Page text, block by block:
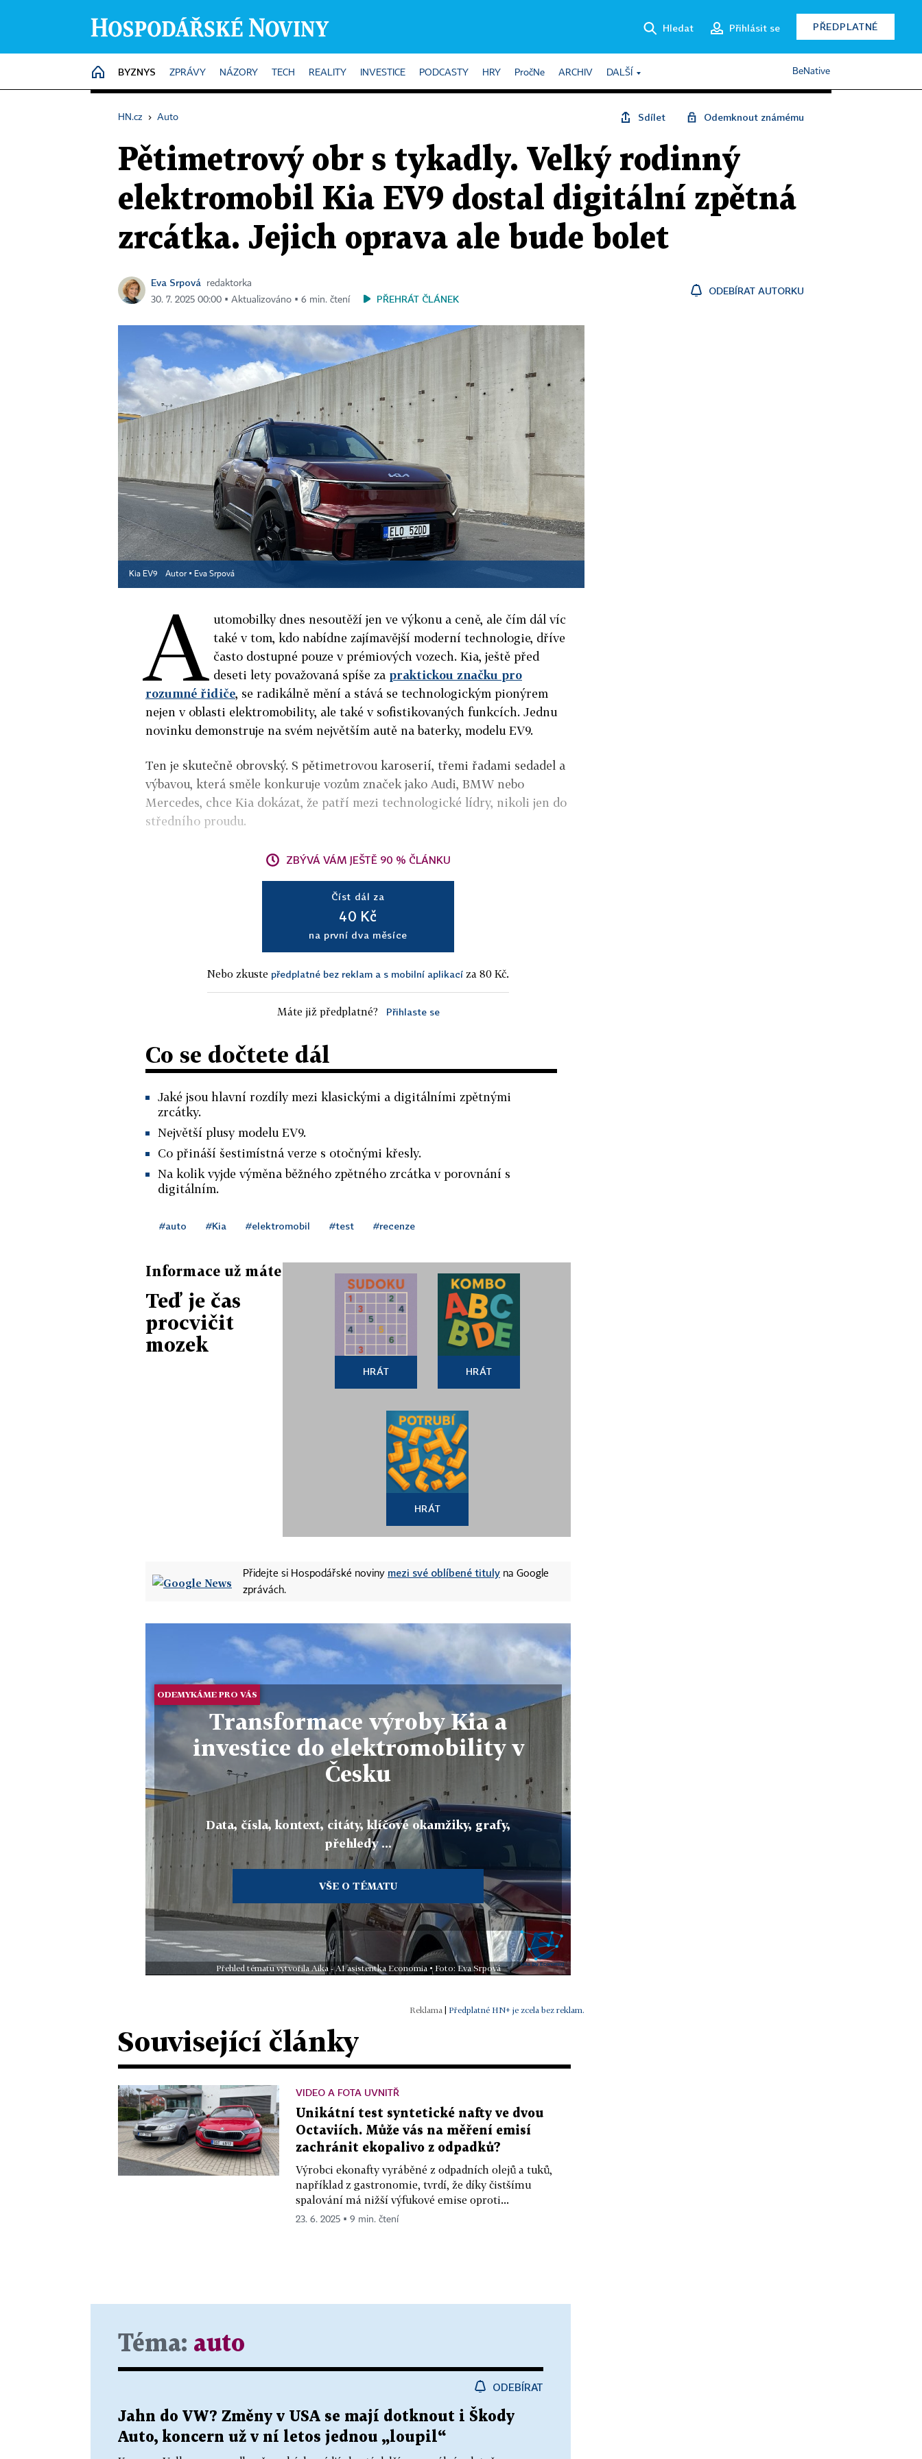
Hledat Přihlásit se PŘEDPLATNÉ
HOME
BYZNYS ZPRÁVY NÁZORY TECH REALITY INVESTICE PODCASTY HRY PročNe ARCHIV DALŠÍ BeNative
HN.cz › Auto Sdílet Odemknout známému
Pětimetrový obr s tykadly. Velký rodinný
elektromobil Kia EV9 dostal digitální zpětná
zrcátka. Jejich oprava ale bude bolet
Eva Srpová
redaktorka
30. 7. 2025 00:00 ▪ Aktualizováno ▪ 6 min. čtení
PŘEHRÁT ČLÁNEK
ODEBÍRAT AUTORKU
Kia EV9 Autor ▪ Eva Srpová
A utomobilky dnes nesoutěží jen ve výkonu a ceně, ale čím dál víc
také v tom, kdo nabídne zajímavější moderní technologie, dříve
často dostupné pouze v prémiových vozech. Kia, ještě před
deseti lety považovaná spíše za praktickou značku pro
rozumné řidiče, se radikálně mění a stává se technologickým pionýrem
nejen v oblasti elektromobility, ale také v sofistikovaných funkcích. Jednu
novinku demonstruje na svém největším autě na baterky, modelu EV9.
Ten je skutečně obrovský. S pětimetrovou karoserií, třemi řadami sedadel a
výbavou, která směle konkuruje vozům značek jako Audi, BMW nebo
Mercedes, chce Kia dokázat, že patří mezi technologické lídry, nikoli jen do
středního proudu.
ZBÝVÁ VÁM JEŠTĚ 90 % ČLÁNKU
Číst dál za
40 Kč
na první dva měsíce
Nebo zkuste předplatné bez reklam a s mobilní aplikací za 80 Kč.
Máte již předplatné? Přihlaste se
Co se dočtete dál
Jaké jsou hlavní rozdíly mezi klasickými a digitálními zpětnými
zrcátky.
Největší plusy modelu EV9.
Co přináší šestimístná verze s otočnými křesly.
Na kolik vyjde výměna běžného zpětného zrcátka v porovnání s
digitálním.
#auto #Kia #elektromobil #test #recenze
Informace už máte
Teď je čas
procvičit
mozek
HRÁT HRÁT
HRÁT
Přidejte si Hospodářské noviny mezi své oblíbené tituly na Google
zprávách.
ODEMYKÁME PRO VÁS
Transformace výroby Kia a
investice do elektromobility v
Česku
Data, čísla, kontext, citáty, klíčové okamžiky, grafy,
přehledy ...
VŠE O TÉMATU
Přehled tématu vytvořila Aika - AI asistentka Economia • Foto: Eva Srpová
Předplatné HN+ je zcela bez reklam.
Související články
VIDEO A FOTA UVNITŘ
Unikátní test syntetické nafty ve dvou
Octaviích. Může vás na měření emisí
zachránit ekopalivo z odpadků?
Výrobci ekonafty vyráběné z odpadních olejů a tuků,
například z gastronomie, tvrdí, že díky čistšímu
spalování má nižší výfukové emise oproti...
23. 6. 2025 ▪ 9 min. čtení
Téma: auto
ODEBÍRAT
Jahn do VW? Změny v USA se mají dotknout i Škody
Auto, koncern už v ní letos jednou „loupil“